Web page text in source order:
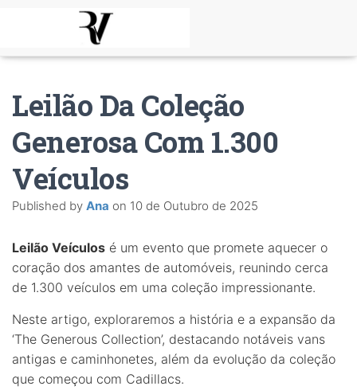
Leilão Da Coleção
Generosa Com 1.300
Veículos
Published by Ana on 10 de Outubro de 2025
Leilão Veículos é um evento que promete aquecer o
coração dos amantes de automóveis, reunindo cerca
de 1.300 veículos em uma coleção impressionante.
Neste artigo, exploraremos a história e a expansão da
‘The Generous Collection’, destacando notáveis vans
antigas e caminhonetes, além da evolução da coleção
que começou com Cadillacs.